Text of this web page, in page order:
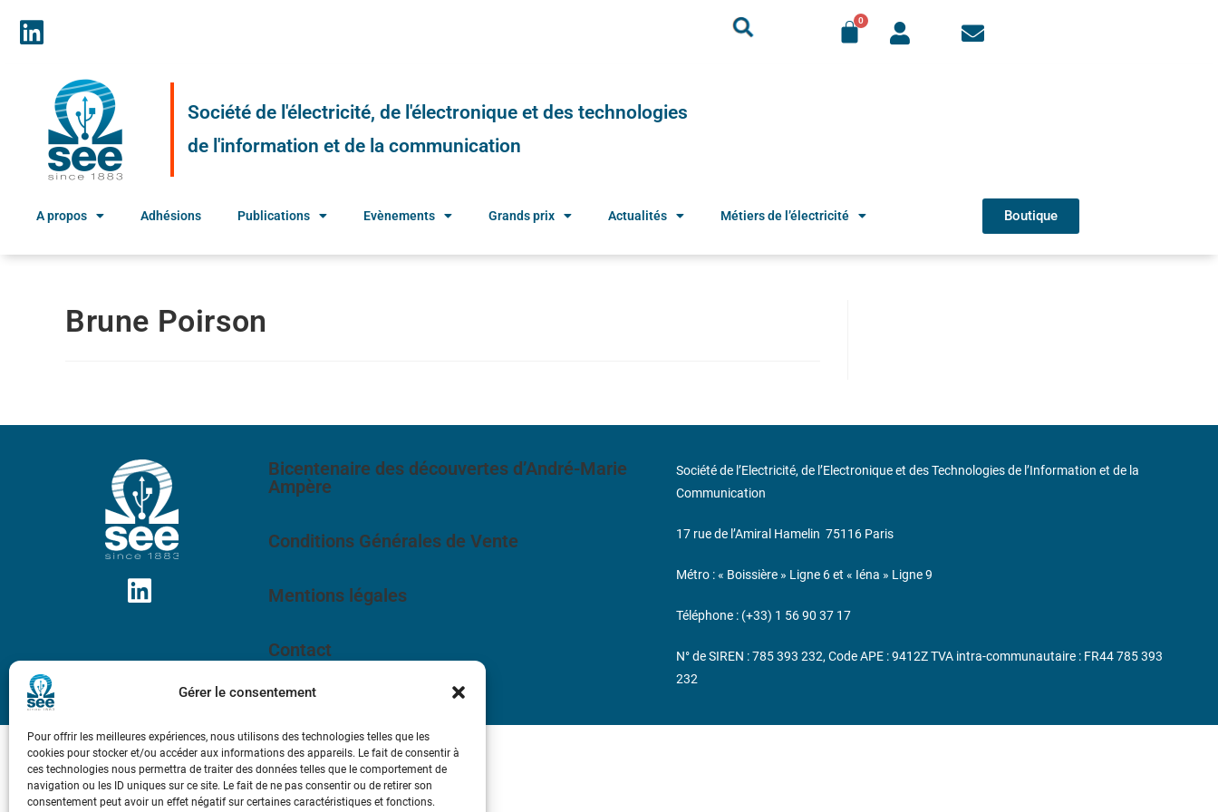
Gérer le consentement
Pour offrir les meilleures expériences, nous utilisons des technologies telles que les
cookies pour stocker et/ou accéder aux informations des appareils. Le fait de consentir à
ces technologies nous permettra de traiter des données telles que le comportement de
navigation ou les ID uniques sur ce site. Le fait de ne pas consentir ou de retirer son
consentement peut avoir un effet négatif sur certaines caractéristiques et fonctions.
Société de l'électricité, de l'électronique et des technologies
de l'information et de la communication
A propos Adhésions Publications Evènements Grands prix Actualités Métiers de l’électricité Boutique
Brune Poirson
Bicentenaire des découvertes d’André-Marie
Ampère
Conditions Générales de Vente
Mentions légales
Contact
Société de l’Electricité, de l’Electronique et des Technologies de l’Information et de la
Communication
17 rue de l’Amiral Hamelin 75116 Paris
Métro : « Boissière » Ligne 6 et « Iéna » Ligne 9
Téléphone : (+33) 1 56 90 37 17
N° de SIREN : 785 393 232, Code APE : 9412Z TVA intra-communautaire : FR44 785 393
232